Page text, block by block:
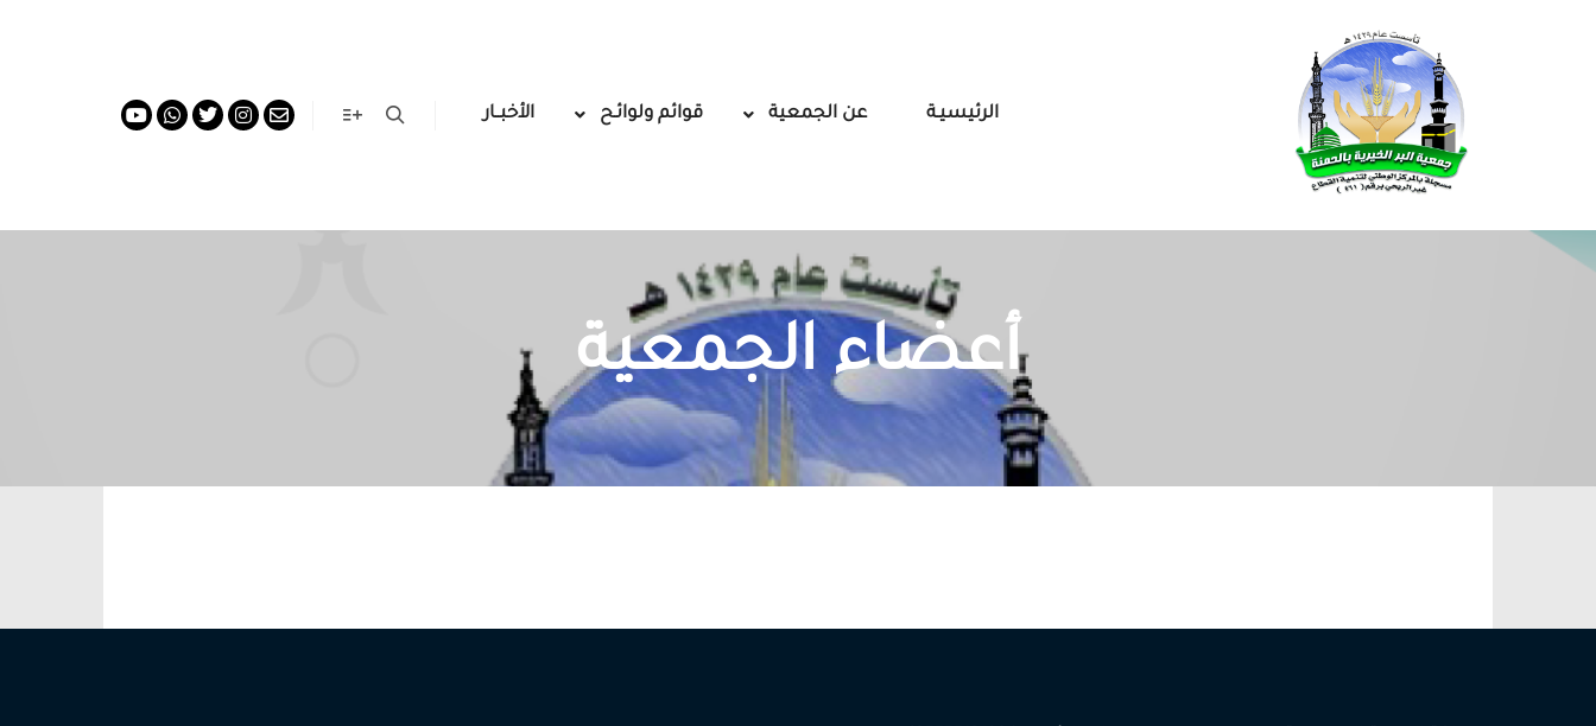
الرئيسيـة عن الجمعية قوائم ولوائـح الأخبــار
أعضاء الجمعية